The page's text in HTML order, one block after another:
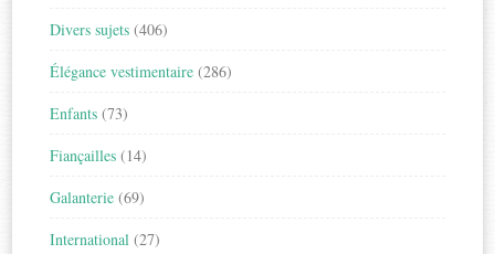
Divers sujets (406)
Élégance vestimentaire (286)
Enfants (73)
Fiançailles (14)
Galanterie (69)
International (27)